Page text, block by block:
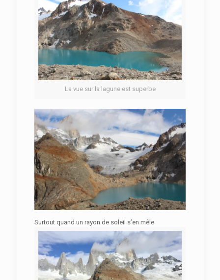
La vue sur la lagune est superbe
Surtout quand un rayon de soleil s’en mêle